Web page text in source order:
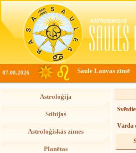
07.08.2026 Saule Lauvas zīmē
Astroloģija
Stihijas
Astroloģiskās zīmes
Planētas
Vārda